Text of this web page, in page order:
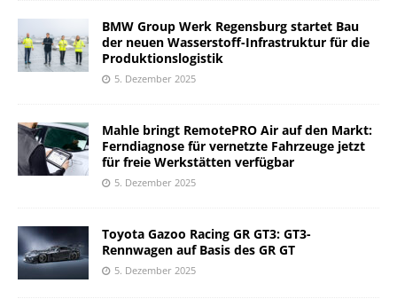
BMW Group Werk Regensburg startet Bau
der neuen Wasserstoff-Infrastruktur für die
Produktionslogistik
5. Dezember 2025
Mahle bringt RemotePRO Air auf den Markt:
Ferndiagnose für vernetzte Fahrzeuge jetzt
für freie Werkstätten verfügbar
5. Dezember 2025
Toyota Gazoo Racing GR GT3: GT3-
Rennwagen auf Basis des GR GT
5. Dezember 2025